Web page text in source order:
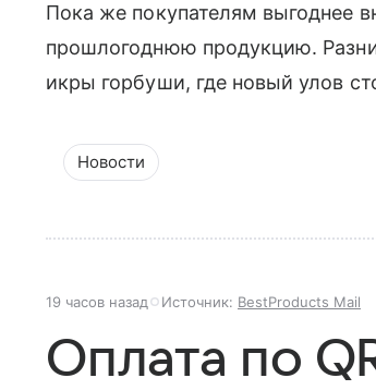
Пока же покупателям выгоднее
прошлогоднюю продукцию.
икры горбуши, где новый улов
Новости
19 часов назад Источник: BestProducts Mail
Оплата по